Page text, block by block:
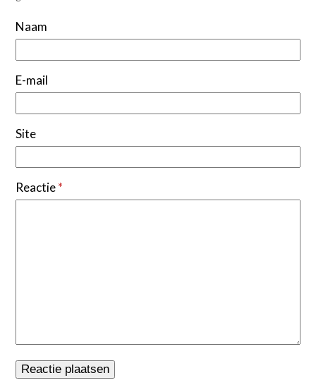
Naam
E-mail
Site
Reactie*